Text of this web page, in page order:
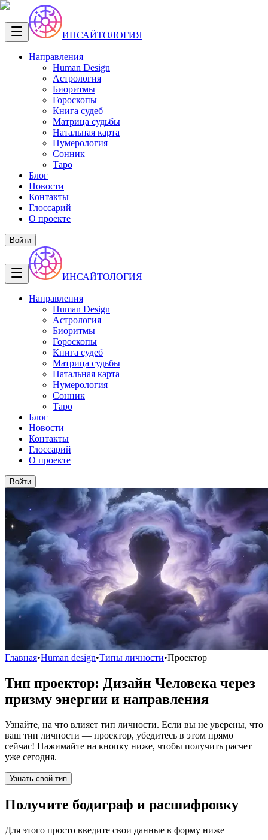
ИНСАЙТОЛОГИЯ
Направления
Human Design
Астрология
Биоритмы
Гороскопы
Книга судеб
Матрица судьбы
Натальная карта
Нумерология
Сонник
Таро
Блог
Новости
Контакты
Глоссарий
О проекте
Войти
ИНСАЙТОЛОГИЯ
Направления
Human Design
Астрология
Биоритмы
Гороскопы
Книга судеб
Матрица судьбы
Натальная карта
Нумерология
Сонник
Таро
Блог
Новости
Контакты
Глоссарий
О проекте
Войти
Главная•Human design•Типы личности•Проектор
Тип проектор: Дизайн Человека через
призму энергии и направления
Узнайте, на что влияет тип личности. Если вы не уверены, что
ваш тип личности — проектор, убедитесь в этом прямо
сейчас! Нажимайте на кнопку ниже, чтобы получить расчет
уже сегодня.
Узнать свой тип
Получите бодиграф и расшифровку
Для этого просто введите свои данные в форму ниже